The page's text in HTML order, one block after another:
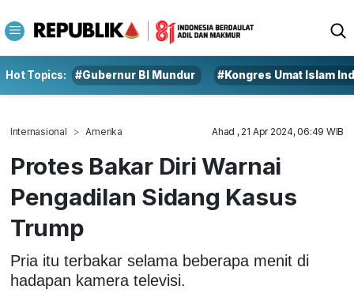
Hot Topics: #Gubernur BI Mundur #Kongres Umat Islam
Internasional Amerika Ahad , 21 Apr 2024, 06:49 WIB
Protes Bakar Diri Warnai
Pengadilan Sidang Kasus
Trump
Pria itu terbakar selama beberapa menit di
hadapan kamera televisi.